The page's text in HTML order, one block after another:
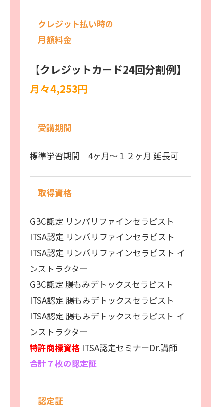
クレジット払い時の
月額料金
【クレジットカード24回分割例】
月々4,253円
受講期間
標準学習期間 4ヶ月～１２ヶ月 延長可
取得資格
GBC認定 リンパリファインセラピスト
ITSA認定 リンパリファインセラピスト
ITSA認定 リンパリファインセラピスト イ
ンストラクター
GBC認定 腸もみデトックスセラピスト
ITSA認定 腸もみデトックスセラピスト
ITSA認定 腸もみデトックスセラピスト イ
ンストラクター
特許商標資格 ITSA認定セミナーDr.講師
合計７枚の認定証
認定証